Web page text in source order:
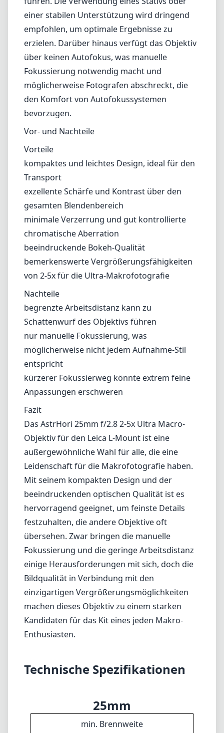
Vor- und Nachteile
Vorteile
kompaktes und leichtes Design, ideal für den
Transport
exzellente Schärfe und Kontrast über den
gesamten Blendenbereich
minimale Verzerrung und gut kontrollierte
chromatische Aberration
beeindruckende Bokeh-Qualität
bemerkenswerte Vergrößerungsfähigkeiten
von 2-5x für die Ultra-Makrofotografie
Nachteile
begrenzte Arbeitsdistanz kann zu
Schattenwurf des Objektivs führen
nur manuelle Fokussierung, was
möglicherweise nicht jedem Aufnahme-Stil
entspricht
kürzerer Fokussierweg könnte extrem feine
Anpassungen erschweren
Fazit
Das AstrHori 25mm f/2.8 2-5x Ultra Macro-
Objektiv für den Leica L-Mount ist eine
außergewöhnliche Wahl für alle, die eine
Leidenschaft für die Makrofotografie haben.
Mit seinem kompakten Design und der
beeindruckenden optischen Qualität ist es
hervorragend geeignet, um feinste Details
festzuhalten, die andere Objektive oft
übersehen. Zwar bringen die manuelle
Fokussierung und die geringe Arbeitsdistanz
einige Herausforderungen mit sich, doch die
Bildqualität in Verbindung mit den
einzigartigen Vergrößerungsmöglichkeiten
machen dieses Objektiv zu einem starken
Kandidaten für das Kit eines jeden Makro-
Enthusiasten.
Technische Spezifikationen
25mm
min. Brennweite
25mm
f2.8
f2.8